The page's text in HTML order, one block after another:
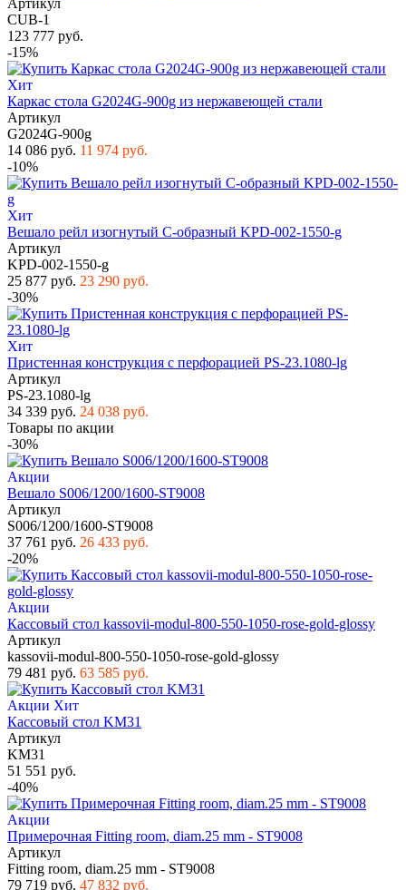
Артикул
CUB-1
123 777 руб.
-15%
Хит
Каркас стола G2024G-900g из нержавеющей стали
Артикул
G2024G-900g
14 086 руб. 11 974 руб.
-10%
Хит
Вешало рейл изогнутый С-образный KPD-002-1550-g
Артикул
KPD-002-1550-g
25 877 руб. 23 290 руб.
-30%
Хит
Пристенная конструкция с перфорацией PS-23.1080-lg
Артикул
PS-23.1080-lg
34 339 руб. 24 038 руб.
Товары по акции
-30%
Акции
Вешало S006/1200/1600-ST9008
Артикул
S006/1200/1600-ST9008
37 761 руб. 26 433 руб.
-20%
Акции
Кассовый стол kassovii-modul-800-550-1050-rose-gold-glossy
Артикул
kassovii-modul-800-550-1050-rose-gold-glossy
79 481 руб. 63 585 руб.
Акции Хит
Кассовый стол KM31
Артикул
KM31
51 551 руб.
-40%
Акции
Примерочная Fitting room, diam.25 mm - ST9008
Артикул
Fitting room, diam.25 mm - ST9008
79 719 руб. 47 832 руб.